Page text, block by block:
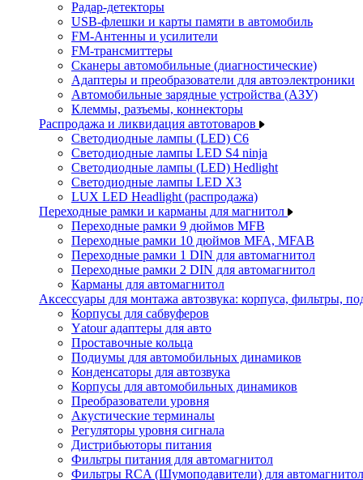
Радар-детекторы
USB-флешки и карты памяти в автомобиль
FM-Антенны и усилители
FM-трансмиттеры
Сканеры автомобильные (диагностические)
Адаптеры и преобразователи для автоэлектроники
Автомобильные зарядные устройства (АЗУ)
Клеммы, разъемы, коннекторы
Распродажа и ликвидация автотоваров
Светодиодные лампы (LED) C6
Светодиодные лампы LED S4 ninja
Светодиодные лампы (LED) Hedlight
Светодиодные лампы LED X3
LUX LED Headlight (распродажа)
Переходные рамки и карманы для магнитол
Переходные рамки 9 дюймов MFB
Переходные рамки 10 дюймов MFA, MFAB
Переходные рамки 1 DIN для автомагнитол
Переходные рамки 2 DIN для автомагнитол
Карманы для автомагнитол
Аксессуары для монтажа автозвука: корпуса, фильтры,
Корпусы для сабвуферов
Yаtour адаптеры для авто
Проставочные кольца
Подиумы для автомобильных динамиков
Конденсаторы для автозвука
Корпусы для автомобильных динамиков
Преобразователи уровня
Акустические терминалы
Регуляторы уровня сигнала
Дистрибьюторы питания
Фильтры питания для автомагнитол
Фильтры RCA (Шумоподавители) для автомагнитол